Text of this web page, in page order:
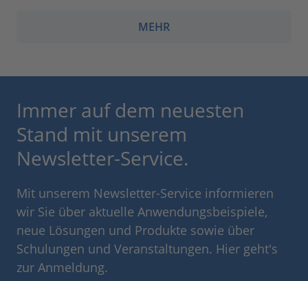
MEHR
Immer auf dem neuesten
Stand mit unserem
Newsletter-Service.
Mit unserem Newsletter-Service informieren
wir Sie über aktuelle Anwendungsbeispiele,
neue Lösungen und Produkte sowie über
Schulungen und Veranstaltungen. Hier geht's
zur Anmeldung.